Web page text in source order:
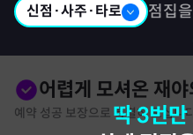
신점·사주·타로 점집
딱 3번만
어렵게 모셔온 재
예약 성공 보장으로 특별히 모십니